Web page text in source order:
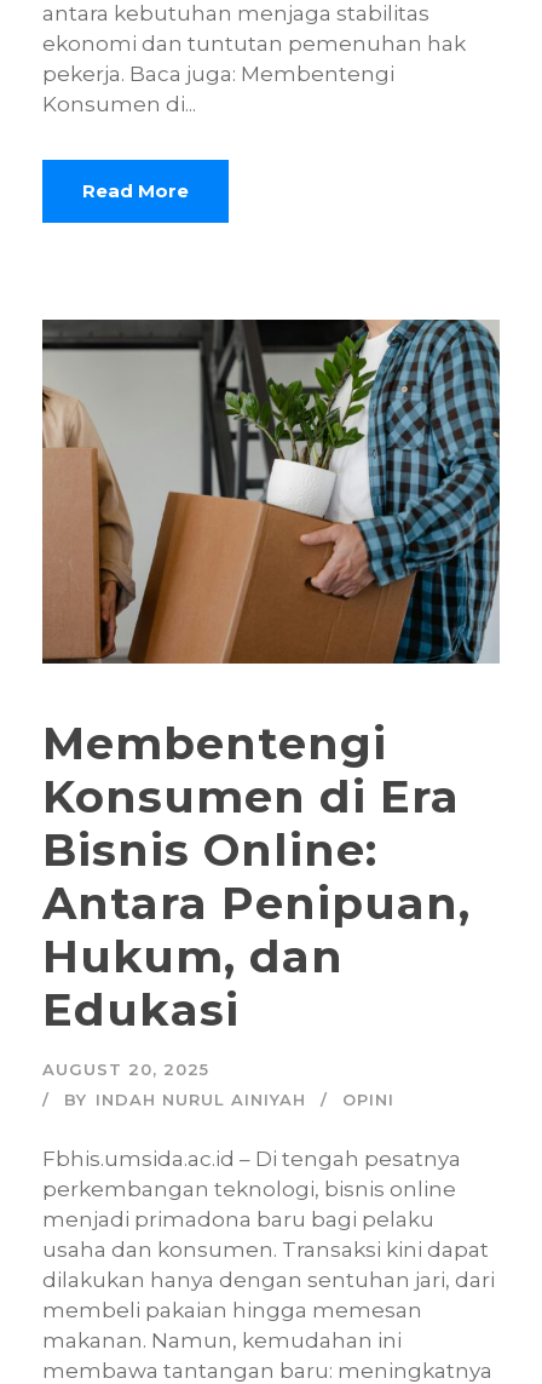
antara kebutuhan menjaga stabilitas
ekonomi dan tuntutan pemenuhan hak
pekerja. Baca juga: Membentengi
Konsumen di...
Read More
Membentengi
Konsumen di Era
Bisnis Online:
Antara Penipuan,
Hukum, dan
Edukasi
AUGUST 20, 2025
BY INDAH NURUL AINIYAH OPINI
Fbhis.umsida.ac.id – Di tengah pesatnya
perkembangan teknologi, bisnis online
menjadi primadona baru bagi pelaku
usaha dan konsumen. Transaksi kini dapat
dilakukan hanya dengan sentuhan jari, dari
membeli pakaian hingga memesan
makanan. Namun, kemudahan ini
membawa tantangan baru: meningkatnya